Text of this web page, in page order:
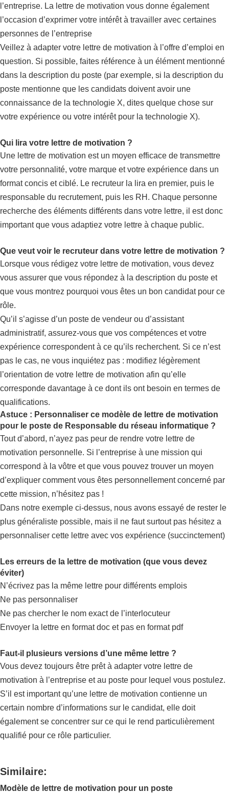
l’entreprise. La lettre de motivation vous donne également
l’occasion d’exprimer votre intérêt à travailler avec certaines
personnes de l’entreprise
Veillez à adapter votre lettre de motivation à l’offre d’emploi en
question. Si possible, faites référence à un élément mentionné
dans la description du poste (par exemple, si la description du
poste mentionne que les candidats doivent avoir une
connaissance de la technologie X, dites quelque chose sur
votre expérience ou votre intérêt pour la technologie X).
Qui lira votre lettre de motivation ?
Une lettre de motivation est un moyen efficace de transmettre
votre personnalité, votre marque et votre expérience dans un
format concis et ciblé. Le recruteur la lira en premier, puis le
responsable du recrutement, puis les RH. Chaque personne
recherche des éléments différents dans votre lettre, il est donc
important que vous adaptiez votre lettre à chaque public.
Que veut voir le recruteur dans votre lettre de motivation ?
Lorsque vous rédigez votre lettre de motivation, vous devez
vous assurer que vous répondez à la description du poste et
que vous montrez pourquoi vous êtes un bon candidat pour ce
rôle.
Qu’il s’agisse d’un poste de vendeur ou d’assistant
administratif, assurez-vous que vos compétences et votre
expérience correspondent à ce qu’ils recherchent. Si ce n’est
pas le cas, ne vous inquiétez pas : modifiez légèrement
l’orientation de votre lettre de motivation afin qu’elle
corresponde davantage à ce dont ils ont besoin en termes de
qualifications.
Astuce : Personnaliser ce modèle de lettre de motivation
pour le poste de Responsable du réseau informatique ?
Tout d’abord, n’ayez pas peur de rendre votre lettre de
motivation personnelle. Si l’entreprise à une mission qui
correspond à la vôtre et que vous pouvez trouver un moyen
d’expliquer comment vous êtes personnellement concerné par
cette mission, n’hésitez pas !
Dans notre exemple ci-dessus, nous avons essayé de rester le
plus généraliste possible, mais il ne faut surtout pas hésitez a
personnaliser cette lettre avec vos expérience (succinctement)
Les erreurs de la lettre de motivation (que vous devez
éviter)
N’écrivez pas la même lettre pour différents emplois
Ne pas personnaliser
Ne pas chercher le nom exact de l’interlocuteur
Envoyer la lettre en format doc et pas en format pdf
Faut-il plusieurs versions d’une même lettre ?
Vous devez toujours être prêt à adapter votre lettre de
motivation à l’entreprise et au poste pour lequel vous postulez.
S’il est important qu’une lettre de motivation contienne un
certain nombre d’informations sur le candidat, elle doit
également se concentrer sur ce qui le rend particulièrement
qualifié pour ce rôle particulier.
Similaire:
Modèle de lettre de motivation pour un poste